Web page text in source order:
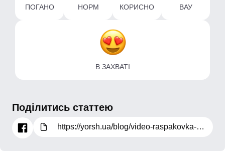
ПОГАНО НОРМ КОРИСНО ВАУ
В ЗАХВАТІ
Поділитись статтею
https://yorsh.ua/blog/video-raspakovka-smesitel-dlya-umyvalnika-ibergrif-river-m11021-ib0015